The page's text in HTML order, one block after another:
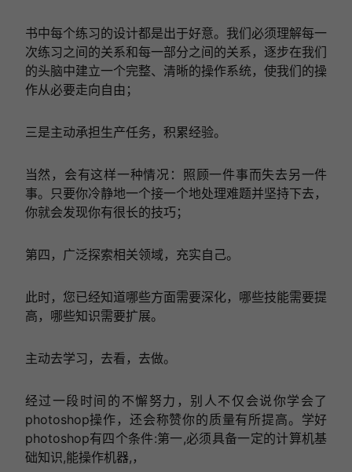
书中每个练习的设计都是出于好意。我们必须理解每一
次练习之间的关系和每一部分之间的关系，逐步在我们
的头脑中建立一个完整、清晰的操作系统，使我们的操
作从必要走向自由；
三是主动承担生产任务，积累经验。
当然，会有这样一种情况：照顾一件事而失去另一件
事。只要你冷静地一个接一个地处理难题并坚持下去，
你就会发现你有很长的技巧；
第四，广泛探索相关领域，充实自己。
此时，您已经知道哪些方面需要深化，哪些技能需要提
高，哪些知识需要扩展。
主动去学习，去看，去做。
经过一段时间的不懈努力，别人不仅会说你学会了
photoshop操作，还会称赞你的质量有所提高。学好
photoshop有四个条件:第一,必须具备一定的计算机基
础知识,能操作机器,，